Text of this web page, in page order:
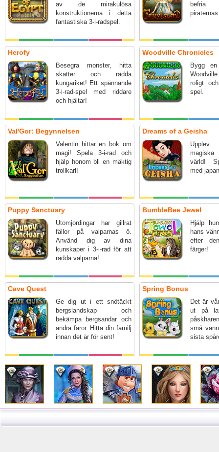
av de mirakulösa
konstruktionerna i detta
fantastiska 3-i-radspel.
befria
Herofy
Besegra monster, hitta
skatter och rädda
kungariket! Ett spännande
3-i-rad-spel med riddare
och hjältar!
Woodville Chronicles
Bygg
roligt
spel.
Val'Gor: Begynnelsen
Valentin hittar en bok om
magi! Spela 3-i-rad och
hjälp honom bli en mäktig
trollkarl!
Dreams of a Geisha
magiska
värld!
med
Puppy Sanctuary
Utomjordingar har gillrat
fällor på valparnas ö.
Använd dig av dina
kunskaper i 3-i-rad för att
rädda valparna!
BumbleBee Jewel
Hjälp
hans
efter
färger!
Cave Quest
Ge dig ut i ett snötäckt
bergslandskap och
bekämpa bergsandar och
andra faror. Hitta din familj
innan det är för sent!
Spring Bonus
Det är
ut på
små
sista